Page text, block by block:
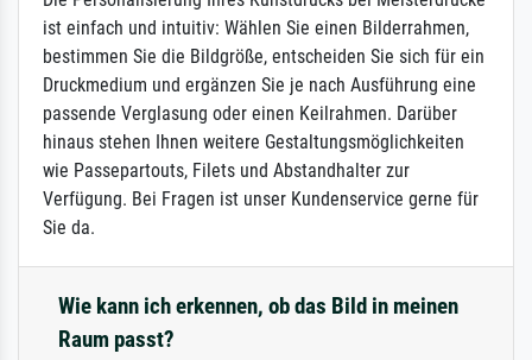
ist einfach und intuitiv: Wählen Sie einen Bilderrahmen,
bestimmen Sie die Bildgröße, entscheiden Sie sich für ein
Druckmedium und ergänzen Sie je nach Ausführung eine
passende Verglasung oder einen Keilrahmen. Darüber
hinaus stehen Ihnen weitere Gestaltungsmöglichkeiten
wie Passepartouts, Filets und Abstandhalter zur
Verfügung. Bei Fragen ist unser Kundenservice gerne für
Sie da.
Wie kann ich erkennen, ob das Bild in meinen
Raum passt?